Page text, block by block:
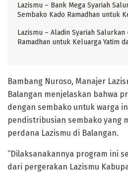
Lazismu – Bank Mega Syariah
Sembako Kado Ramadhan untuk
Lazismu – Aladin Syariah Salurkan
Ramadhan untuk Keluarga Yatim
Bambang Nuroso, Manajer
Balangan menjelaskan bahwa
dengan sembako untuk warga
pendistribusian sembako yang
perdana Lazismu di Balangan.
“Dilaksanakannya program ini
dari pergerakan Lazismu